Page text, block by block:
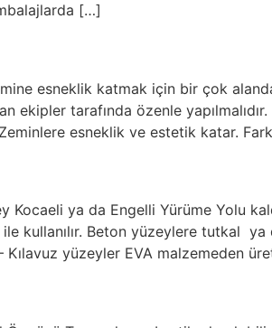
[…]
esneklik katmak için bir çok
tarafında özenle yapılmalıdır.
esneklik ve estetik katar.
Kocaeli ya da Engelli Yürüme Yolu
kullanılır. Beton yüzeylere tutkal
yüzeyler EVA malzemeden